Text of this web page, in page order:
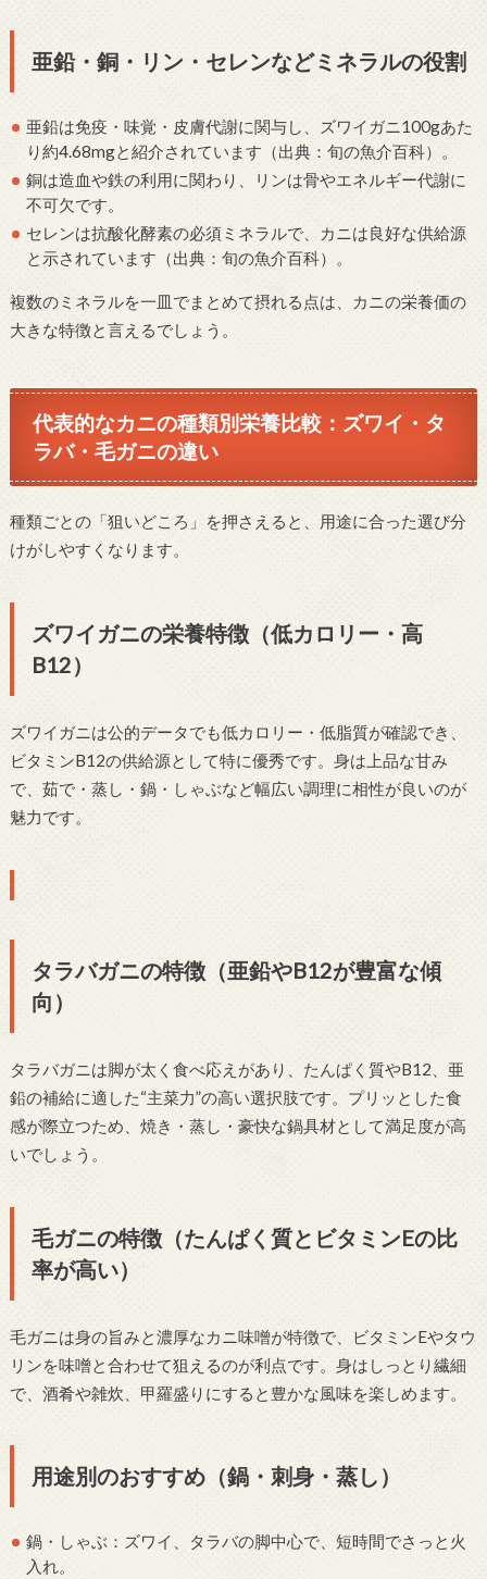
亜鉛・銅・リン・セレンなどミネラルの役割
亜鉛は免疫・味覚・皮膚代謝に関与し、ズワイガニ100gあた
り約4.68mgと紹介されています（出典：旬の魚介百科）。
銅は造血や鉄の利用に関わり、リンは骨やエネルギー代謝に
不可欠です。
セレンは抗酸化酵素の必須ミネラルで、カニは良好な供給源
と示されています（出典：旬の魚介百科）。
複数のミネラルを一皿でまとめて摂れる点は、カニの栄養価の
大きな特徴と言えるでしょう。
代表的なカニの種類別栄養比較：ズワイ・タ
ラバ・毛ガニの違い
種類ごとの「狙いどころ」を押さえると、用途に合った選び分
けがしやすくなります。
ズワイガニの栄養特徴（低カロリー・高
B12）
ズワイガニは公的データでも低カロリー・低脂質が確認でき、
ビタミンB12の供給源として特に優秀です。身は上品な甘み
で、茹で・蒸し・鍋・しゃぶなど幅広い調理に相性が良いのが
魅力です。
タラバガニの特徴（亜鉛やB12が豊富な傾
向）
タラバガニは脚が太く食べ応えがあり、たんぱく質やB12、亜
鉛の補給に適した“主菜力”の高い選択肢です。プリッとした食
感が際立つため、焼き・蒸し・豪快な鍋具材として満足度が高
いでしょう。
毛ガニの特徴（たんぱく質とビタミンEの比
率が高い）
毛ガニは身の旨みと濃厚なカニ味噌が特徴で、ビタミンEやタウ
リンを味噌と合わせて狙えるのが利点です。身はしっとり繊細
で、酒肴や雑炊、甲羅盛りにすると豊かな風味を楽しめます。
用途別のおすすめ（鍋・刺身・蒸し）
鍋・しゃぶ：ズワイ、タラバの脚中心で、短時間でさっと火
入れ。